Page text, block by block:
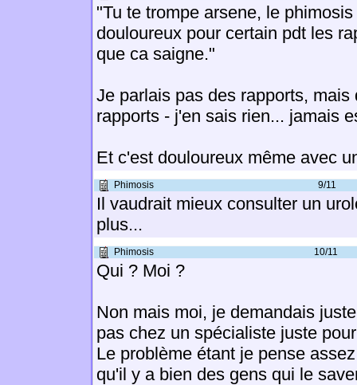
"Tu te trompe arsene, le
douloureux pour certain pdt les
que ca saigne."
Je parlais pas des rapports, mais
rapports - j'en sais rien... jamais
Et c'est douloureux même avec
Phimosis 9/11
Il vaudrait mieux consulter un
plus...
Phimosis 10/11
Qui ? Moi ?
Non mais moi, je demandais
pas chez un spécialiste juste
Le problème étant je pense
qu'il y a bien des gens qui le